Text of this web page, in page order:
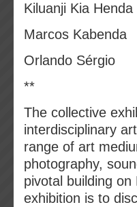
Kiluanji Kia Henda
Marcos Kabenda
Orlando Sérgio
**
The collective
interdisciplinary
range of art
photography,
pivotal building on
exhibition is to